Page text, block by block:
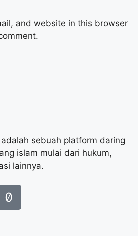
and website in this browser
sebuah platform daring
islam mulai dari hukum,
lainnya.